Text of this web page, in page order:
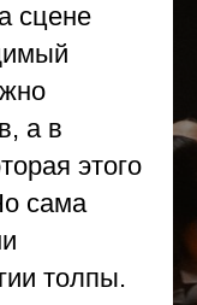
сцене
а в
этого
сама
толпы.